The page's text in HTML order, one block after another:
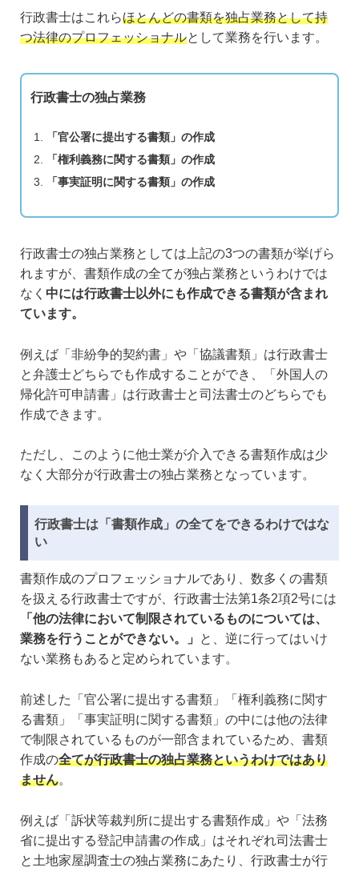
行政書士はこれらほとんどの書類を独占業務として持
つ法律のプロフェッショナルとして業務を行います。
行政書士の独占業務
「官公署に提出する書類」の作成
「権利義務に関する書類」の作成
「事実証明に関する書類」の作成
行政書士の独占業務としては上記の3つの書類が挙げら
れますが、書類作成の全てが独占業務というわけでは
なく 中には行政書士以外にも作成できる書類が含まれ
ています。
例えば「非紛争的契約書」や「協議書類」は行政書士
と弁護士どちらでも作成することができ、「外国人の
帰化許可申請書」は行政書士と司法書士のどちらでも
作成できます。
ただし、このように他士業が介入できる書類作成は少
なく大部分が行政書士の独占業務となっています。
行政書士は「書類作成」の全てをできるわけではな
い
書類作成のプロフェッショナルであり、数多くの書類
を扱える行政書士ですが、行政書士法第1条2項2号には
「他の法律において制限されているものについては、
業務を行うことができない。」
と、逆に行ってはいけ
ない業務もあると定められています。
前述した「官公署に提出する書類」「権利義務に関す
る書類」「事実証明に関する書類」の中には他の法律
で制限されているものが一部含まれているため、書類
作成の全てが行政書士の独占業務というわけではあり
ません。
例えば「訴状等裁判所に提出する書類作成」や「法務
省に提出する登記申請書の作成」はそれぞれ司法書士
と土地家屋調査士の独占業務にあたり、行政書士が行